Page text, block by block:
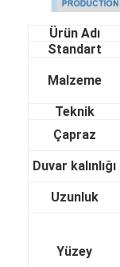
Ürün Adı
Standart
Malzeme
Teknik
Çapraz
Duvar kalınlığı
Uzunluk
Yüzey